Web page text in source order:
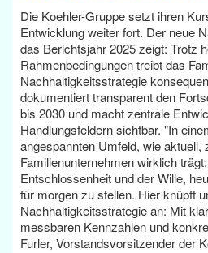
Die Koehler-Gruppe setzt ihren
Entwicklung weiter fort. Der neue
das Berichtsjahr 2025 zeigt: Trotz
Rahmenbedingungen treibt das
Nachhaltigkeitsstrategie
dokumentiert transparent den
bis 2030 und macht zentrale
Handlungsfeldern sichtbar. "In
angespannten Umfeld, wie
Familienunternehmen wirklich
Entschlossenheit und der Wille,
für morgen zu stellen. Hier knüpft
Nachhaltigkeitsstrategie an: Mit
messbaren Kennzahlen und
Furler, Vorstandsvorsitzender der